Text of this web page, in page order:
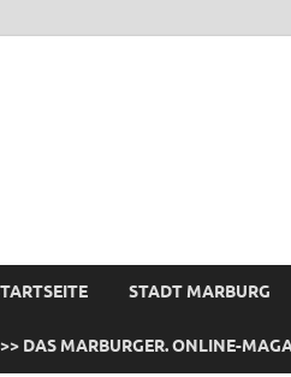
STADT MARBURG
DAS MARBURGER. ONLINE-